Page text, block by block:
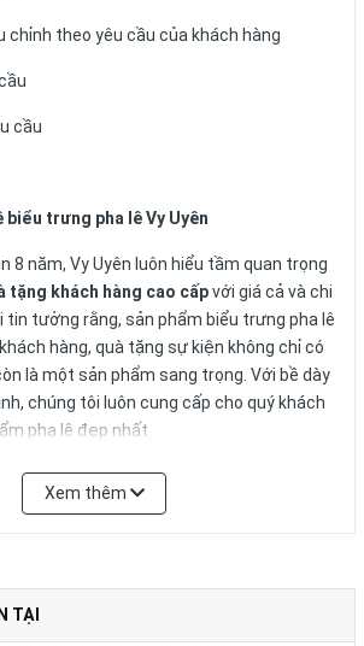
chỉnh theo yêu cầu của khách hàng
cầu
biểu trưng pha lê Vy Uyên
8 năm, Vy Uyên luôn hiểu tầm quan trọng
tặng khách hàng cao cấpvới giá cả và chi
tin tưởng rằng, sản phẩm biểu trưng pha lê
hàng, quà tặng sự kiện không chỉ có
là một sản phẩm sang trọng. Với bề dày
chúng tôi luôn cung cấp cho quý khách
pha lê đẹp nhất.
làm tăng giá trị thương hiệu của quý
lại giá trị tinh thần cho nhân viên, nhóm
Xem thêm
TẠI